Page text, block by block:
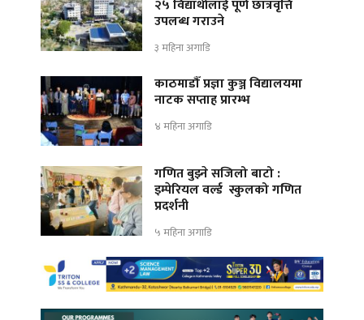
२५ विद्यार्थीलाई पूर्ण छात्रवृत्ति
उपलब्ध गराउने
३ महिना अगाडि
काठमाडौँ प्रज्ञा कुञ्ज विद्यालयमा
नाटक सप्ताह प्रारम्भ
४ महिना अगाडि
गणित बुझ्ने सजिलो बाटो :
इम्पेरियल वर्ल्ड स्कुलको गणित
प्रदर्शनी
५ महिना अगाडि